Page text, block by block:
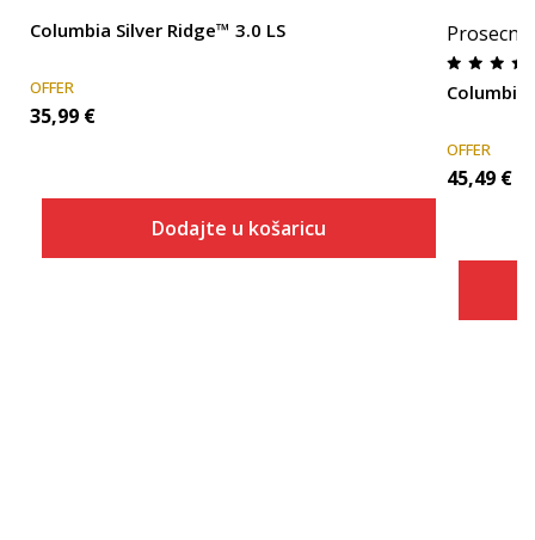
Columbia Silver Ridge™ 3.0 LS
OFFER
35,99 €
Dodajte u košaricu
OFFER
45,49 €